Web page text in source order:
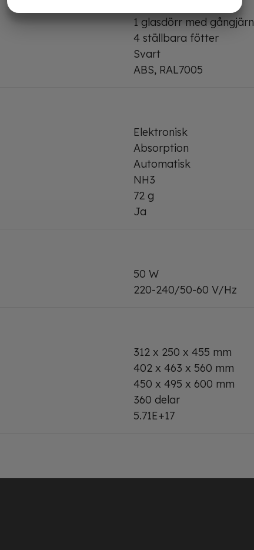
1 glasdörr med gångjärn
4 ställbara fötter
Svart
ABS, RAL7005
Elektronisk
Absorption
Automatisk
NH3
72 g
Ja
50 W
220-240/50-60 V/Hz
312 x 250 x 455 mm
402 x 463 x 560 mm
450 x 495 x 600 mm
360 delar
5.71E+17
STATISTIK